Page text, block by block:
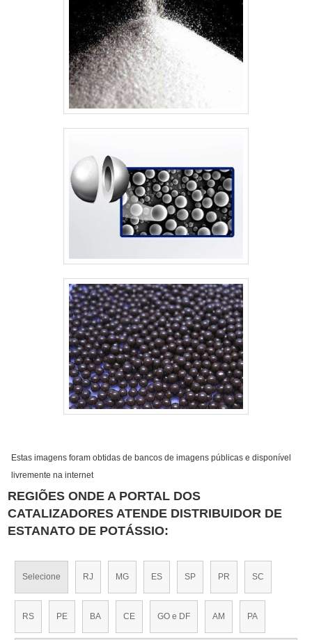
Estas imagens foram obtidas de bancos de imagens públicas e disponível
livremente na internet
REGIÕES ONDE A PORTAL DOS
CATALIZADORES ATENDE DISTRIBUIDOR DE
ESTANATO DE POTÁSSIO:
Selecione RJ MG ES SP PR SC
RS PE BA CE GO e DF AM PA